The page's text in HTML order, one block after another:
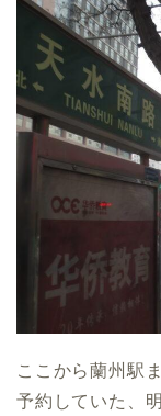
ここから蘭州駅
予約していた、